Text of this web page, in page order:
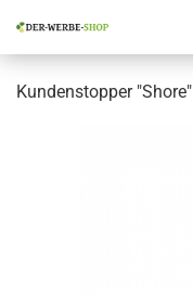
Kundenstopper "Shore"